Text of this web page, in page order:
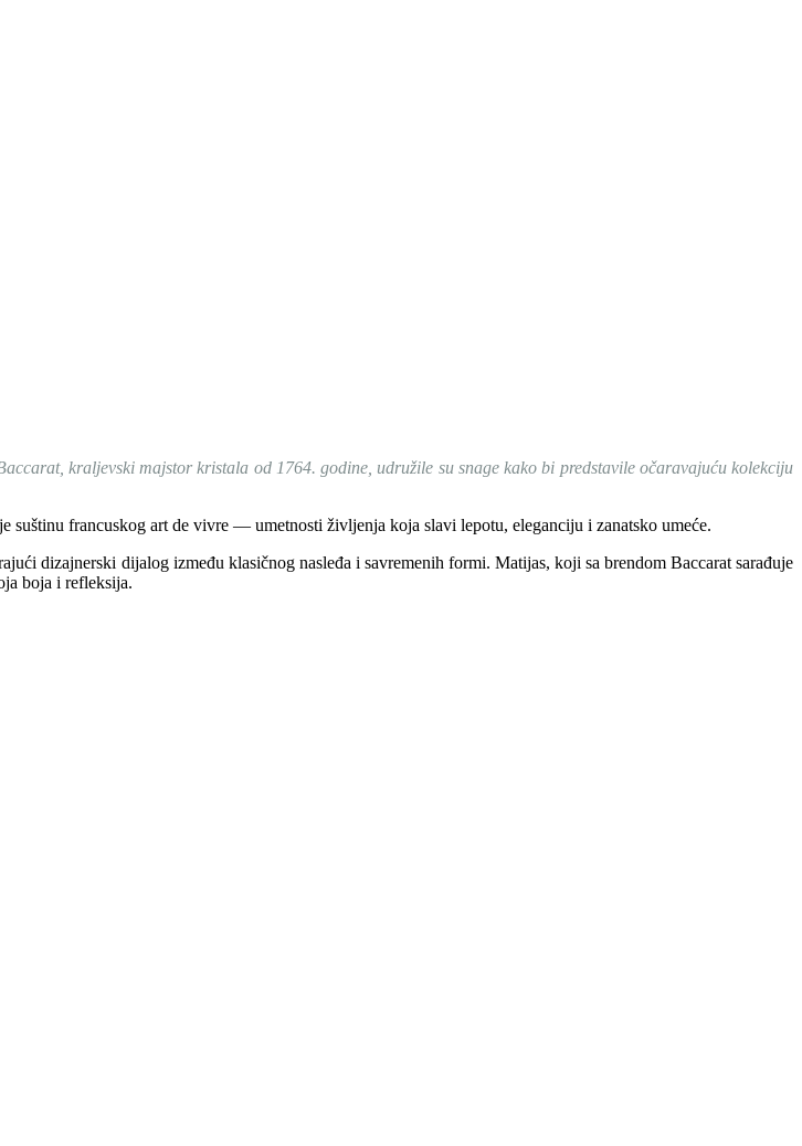
kraljevski majstor kristala od 1764. godine, udružile su snage kako bi predstavile očaravajuću kolekciju
francuskog art de vivre — umetnosti življenja koja slavi lepotu, eleganciju i zanatsko umeće.
dizajnerski dijalog između klasičnog nasleđa i savremenih formi. Matijas, koji sa brendom Baccarat sarađuje
boja i refleksija.